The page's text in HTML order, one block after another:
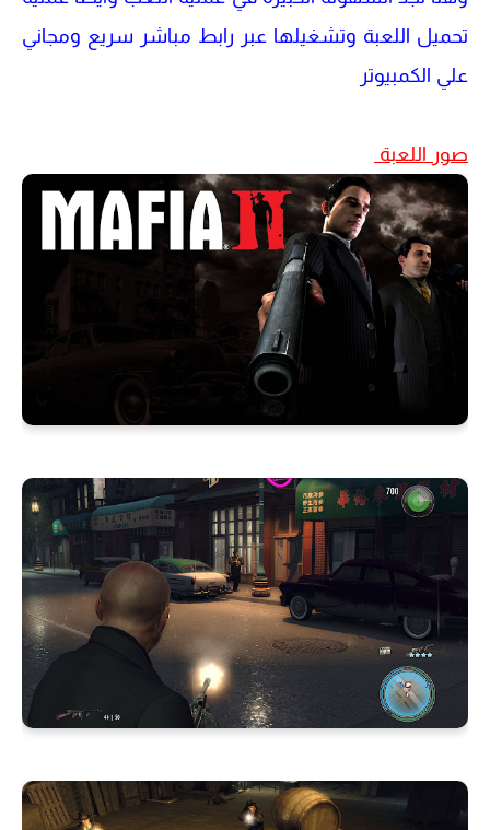
تحميل اللعبة وتشغيلها عبر رابط مباشر سريع ومجاني
علي الكمبيوتر
صور اللعبة